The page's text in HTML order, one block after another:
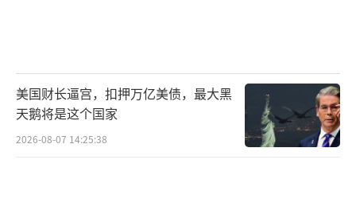
美国财长逼宫，扣押万亿美债，最大黑
天鹅将是这个国家
2026-08-07 14:25:38